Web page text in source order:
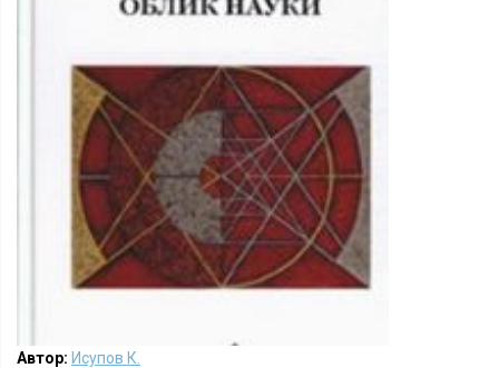
Автор: Исупов К.